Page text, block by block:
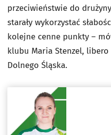
przeciwieństwie do
starały wykorzystać
kolejne cenne punkty –
klubu Maria Stenzel,
Dolnego Śląska.